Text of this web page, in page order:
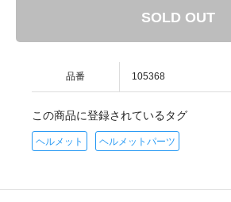
SOLD OUT
品番 105368
この商品に登録されているタグ
ヘルメット ヘルメットパーツ